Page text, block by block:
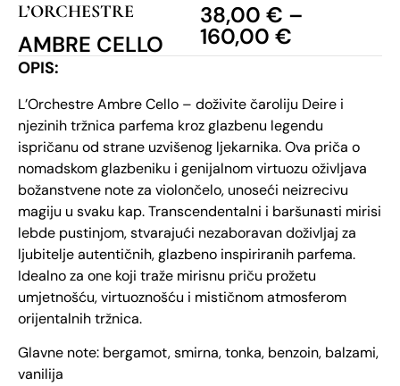
L’ORCHESTRE
AMBRE CELLO
38,00 € –
160,00 €
OPIS:
L’Orchestre Ambre Cello – doživite čaroliju Deire i
njezinih tržnica parfema kroz glazbenu legendu
ispričanu od strane uzvišenog ljekarnika. Ova priča o
nomadskom glazbeniku i genijalnom virtuozu oživljava
božanstvene note za violončelo, unoseći neizrecivu
magiju u svaku kap. Transcendentalni i baršunasti mirisi
lebde pustinjom, stvarajući nezaboravan doživljaj za
ljubitelje autentičnih, glazbeno inspiriranih parfema.
Idealno za one koji traže mirisnu priču prožetu
umjetnošću, virtuoznošću i mističnom atmosferom
orijentalnih tržnica.
Glavne note: bergamot, smirna, tonka, benzoin, balzami,
vanilija